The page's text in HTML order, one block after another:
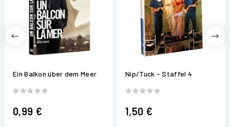
Ein Balkon über dem Meer
0,99 €
Nip/Tuck - Staffel 4
1,50 €